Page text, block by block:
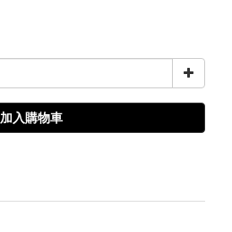
加入購物車